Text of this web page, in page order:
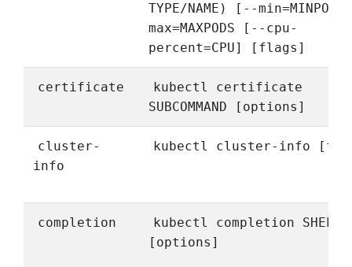
TYPE/NAME) [--
max=MAXPODS [--cpu-
percent=CPU] [flags]
certificate
kubectl certificate
SUBCOMMAND [options]
cluster-
info
kubectl cluster-info
completion
kubectl completion SHELL
[options]